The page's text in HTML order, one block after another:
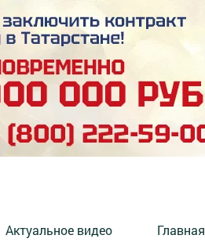
Актуальное видео Главная